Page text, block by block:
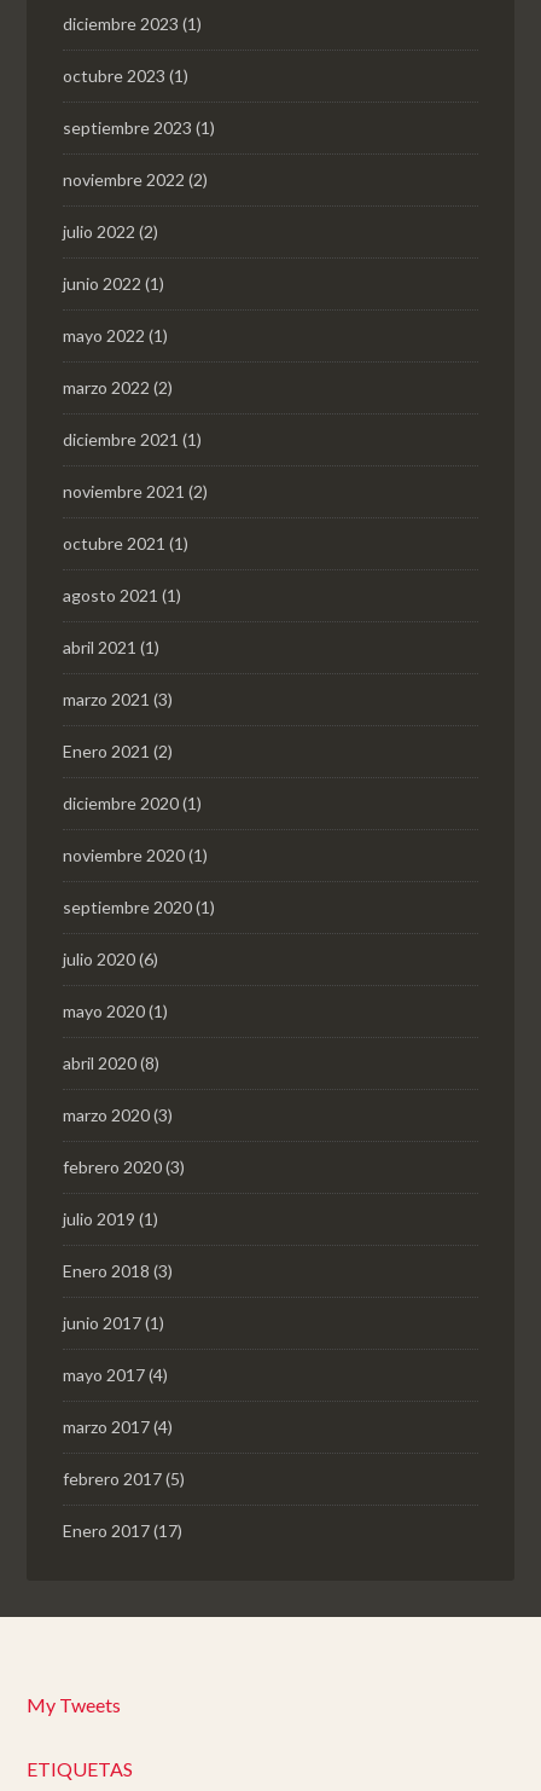
diciembre 2023 (1)
octubre 2023 (1)
septiembre 2023 (1)
noviembre 2022 (2)
julio 2022 (2)
junio 2022 (1)
mayo 2022 (1)
marzo 2022 (2)
diciembre 2021 (1)
noviembre 2021 (2)
octubre 2021 (1)
agosto 2021 (1)
abril 2021 (1)
marzo 2021 (3)
Enero 2021 (2)
diciembre 2020(1)
noviembre 2020(1)
septiembre 2020(1)
julio 2020(6)
mayo 2020(1)
abril 2020(8)
marzo 2020(3)
febrero 2020(3)
julio 2019 (1)
Enero 2018 (3)
junio 2017(1)
mayo 2017(4)
marzo 2017(4)
febrero 2017(5)
Enero 2017(17)
My Tweets
ETIQUETAS